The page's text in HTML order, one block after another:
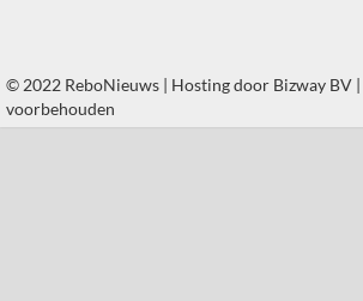
© 2022 ReboNieuws | Hosting door Bizway BV
voorbehouden